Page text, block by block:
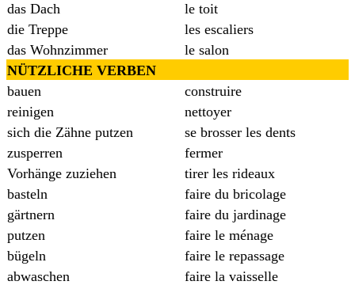
das Dach
le toit
die Treppe
les escaliers
das Wohnzimmer
le salon
NÜTZLICHE VERBEN
bauen
construire
reinigen
nettoyer
sich die Zähne putzen
se brosser les dents
zusperren
fermer
Vorhänge zuziehen
tirer les rideaux
basteln
faire du bricolage
gärtnern
faire du jardinage
putzen
faire le ménage
bügeln
faire le repassage
abwaschen
faire la vaisselle